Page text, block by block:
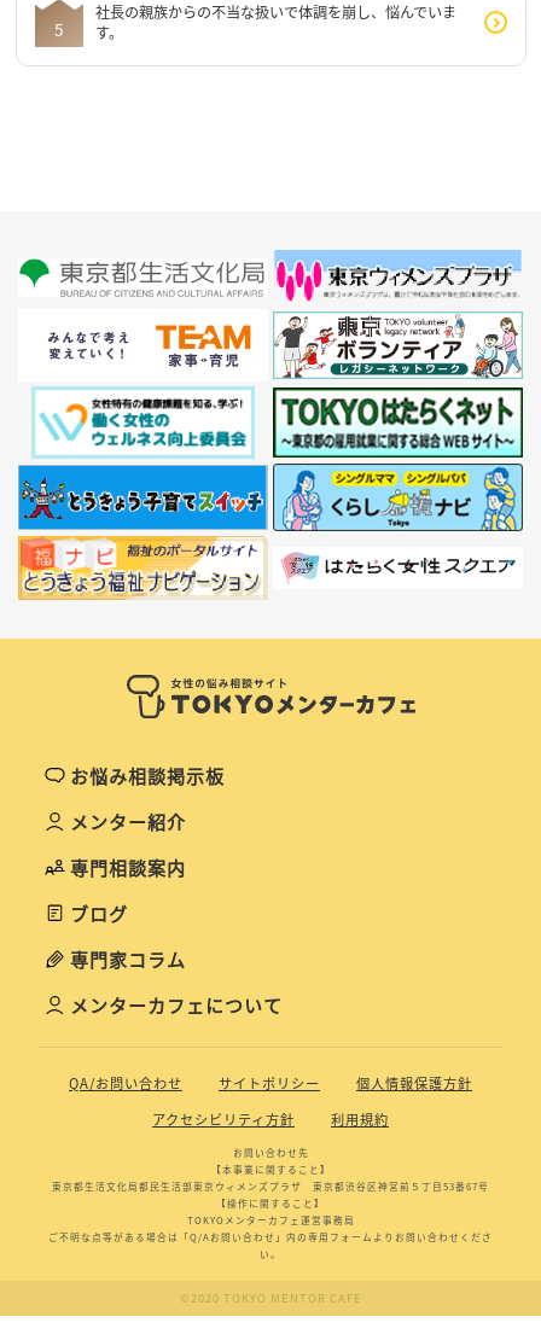
社長の親族からの不当な扱いで体調を崩し、悩んでいま
す。
お悩み相談掲示板
メンター紹介
専門相談案内
ブログ
専門家コラム
メンターカフェについて
QA/お問い合わせ サイトポリシー
個人情報保護方針
アクセシビリティ方針
利用規約
お問い合わせ先
【本事業に関すること】
東京都生活文化局都民生活部東京ウィメンズプラザ 東京都渋谷区神宮前５丁目53番67号
【操作に関すること】
TOKYOメンターカフェ運営事務局
ご不明な点等がある場合は「Q/Aお問い合わせ」内の専用フォームよりお問い合わせくださ
い。
©2020 TOKYO MENTOR CAFE